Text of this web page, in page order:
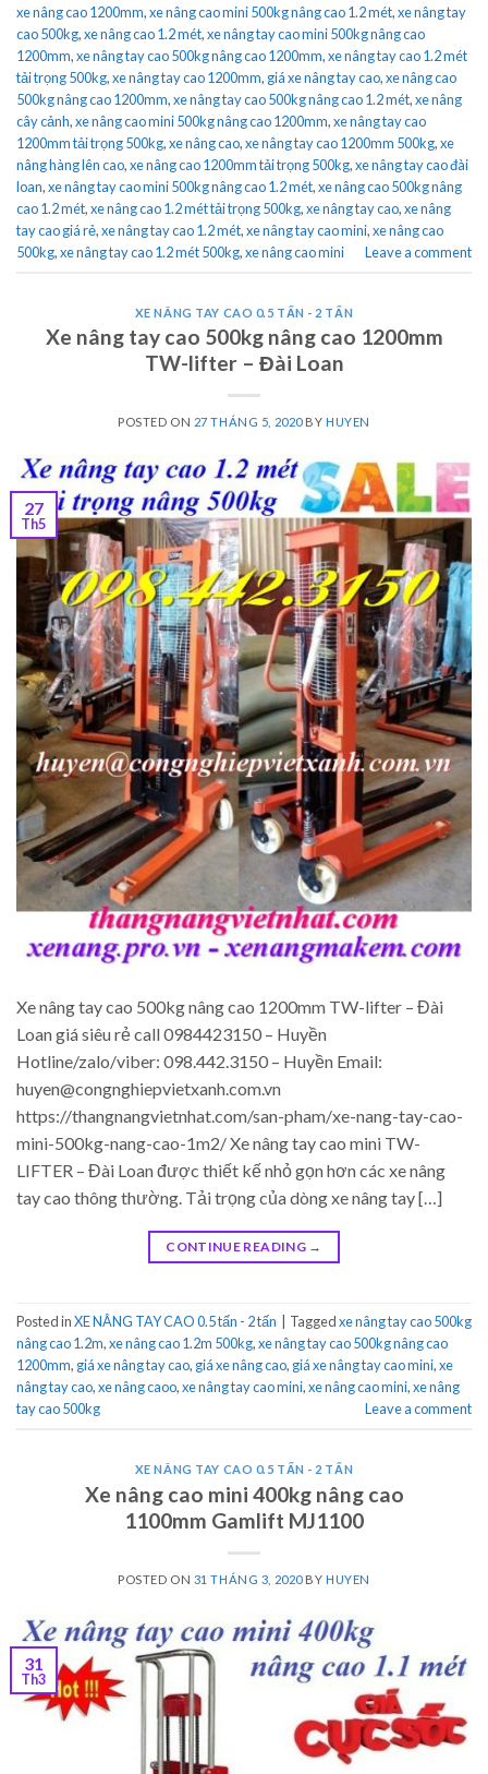
xe nâng cao 1200mm,xe nâng cao mini 500kg nâng cao 1.2 mét,xe nâng tay
cao 500kg,xe nâng cao 1.2 mét,xe nâng tay cao mini 500kg nâng cao
1200mm,xe nâng tay cao 500kg nâng cao 1200mm,xe nâng tay cao 1.2 mét
tải trọng 500kg,xe nâng tay cao 1200mm, giá xe nâng tay cao,xe nâng cao
500kg nâng cao 1200mm,xe nâng tay cao 500kg nâng cao 1.2 mét,xe nâng
cây cảnh,xe nâng cao mini 500kg nâng cao 1200mm,xe nâng tay cao
1200mm tải trọng 500kg,xe nâng cao,xe nâng tay cao 1200mm 500kg,xe
nâng hàng lên cao,xe nâng cao 1200mm tải trọng 500kg,xe nâng tay cao đài
loan,xe nâng tay cao mini 500kg nâng cao 1.2 mét,xe nâng cao 500kg nâng
cao 1.2 mét,xe nâng cao 1.2 mét tải trọng 500kg,xe nâng tay cao,xe nâng
tay cao giá rẻ,xe nâng tay cao 1.2 mét,xe nâng tay cao mini,xe nâng cao
500kg,xe nâng tay cao 1.2 mét 500kg,xe nâng cao mini Leave a comment
XE NÂNG TAY CAO 0.5 TẤN - 2 TẤN
Xe nâng tay cao 500kg nâng cao 1200mm
TW-lifter – Đài Loan
POSTED ON 27 THÁNG 5, 2020BY HUYEN
27
Th5
Xe nâng tay cao 500kg nâng cao 1200mm TW-lifter – Đài
Loan giá siêu rẻ call 0984423150 – Huyền
Hotline/zalo/viber: 098.442.3150 – Huyền Email:
huyen@congnghiepvietxanh.com.vn
https://thangnangvietnhat.com/san-pham/xe-nang-tay-cao-
mini-500kg-nang-cao-1m2/ Xe nâng tay cao mini TW-
LIFTER – Đài Loan được thiết kế nhỏ gọn hơn các xe nâng
tay cao thông thường. Tải trọng của dòng xe nâng tay […]
CONTINUE READING →
Posted inXE NÂNG TAY CAO 0.5 tấn - 2 tấn Taggedxe nâng tay cao 500kg
nâng cao 1.2m,xe nâng cao 1.2m 500kg,xe nâng tay cao 500kg nâng cao
1200mm, giá xe nâng tay cao, giá xe nâng cao, giá xe nâng tay cao mini,xe
nâng tay cao,xe nâng caoo,xe nâng tay cao mini,xe nâng cao mini,xe nâng
tay cao 500kg
Leave a comment
XE NÂNG TAY CAO 0.5 TẤN - 2 TẤN
Xe nâng cao mini 400kg nâng cao
1100mm Gamlift MJ1100
POSTED ON 31 THÁNG 3, 2020BY HUYEN
31
Th3